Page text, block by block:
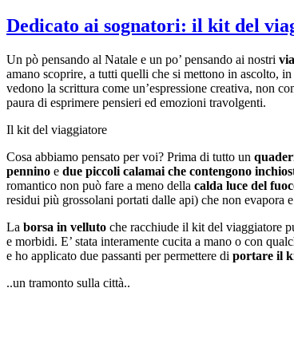
Dedicato ai sognatori: il kit del
Un pò pensando al Natale e un po’ pensando ai nostri
amano scoprire, a tutti quelli che si mettono in ascolto,
vedono la scrittura come un’espressione creativa, non
paura di esprimere pensieri ed emozioni travolgenti.
Il kit del viaggiatore
Cosa abbiamo pensato per voi? Prima di tutto un
pennino e due piccoli calamai che contengono
romantico non può fare a meno della calda luce del
residui più grossolani portati dalle api) che non evapora
La borsa in velluto che racchiude il kit del viaggiatore
e morbidi. E’ stata interamente cucita a mano o con
e ho applicato due passanti per permettere di portare il
..un tramonto sulla città..